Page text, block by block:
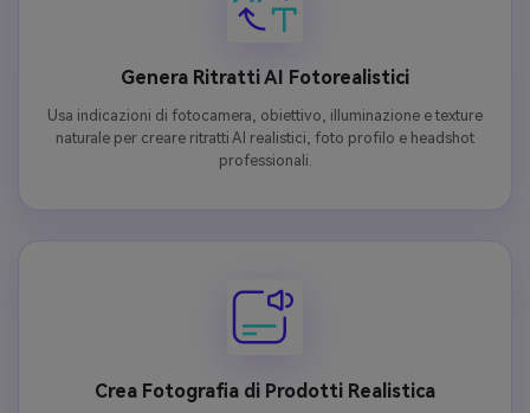
Genera Ritratti AI Fotorealistici
Usa indicazioni di fotocamera, obiettivo, illuminazione e texture
naturale per creare ritratti AI realistici, foto profilo e headshot
professionali.
Crea Fotografia di Prodotti Realistica